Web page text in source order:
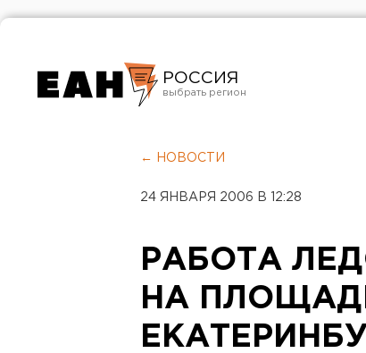
РОССИЯ
Челябинск
← НОВОСТИ
24 ЯНВАРЯ 2006 В 12:28
РАБОТА
НА